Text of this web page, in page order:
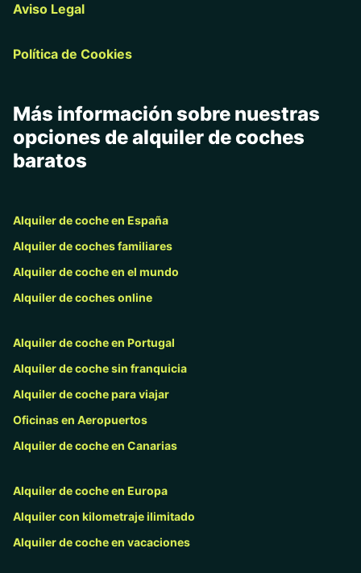
Aviso Legal
Política de Cookies
Más información sobre nuestras
opciones de alquiler de coches
baratos
Alquiler de coche en España
Alquiler de coches familiares
Alquiler de coche en el mundo
Alquiler de coches online
Alquiler de coche en Portugal
Alquiler de coche sin franquicia
Alquiler de coche para viajar
Oficinas en Aeropuertos
Alquiler de coche en Canarias
Alquiler de coche en Europa
Alquiler con kilometraje ilimitado
Alquiler de coche en vacaciones